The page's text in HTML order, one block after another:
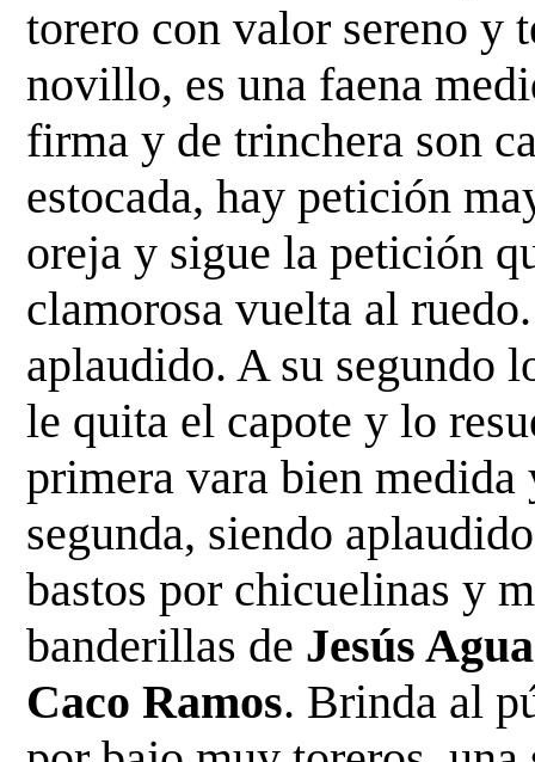
torero convalor sereno y
novillo, es una faena
firma y de trinchera son
estocada, hay petición
oreja y sigue la petición
clamorosa vuelta al
aplaudido. A su segundo
le quita el capote y lo
primera vara bienmedida
segunda, siendo
bastos por chicuelinas y
banderillas de Jesús
Caco Ramos. Brinda al